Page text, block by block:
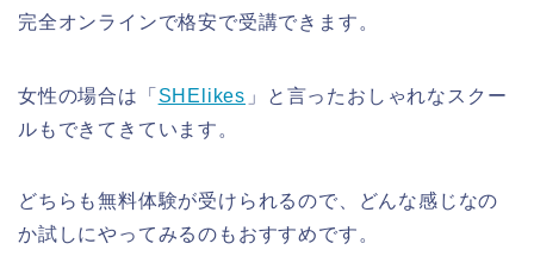
完全オンラインで格安で受講できます。
女性の場合は「 SHElikes 」と言ったおしゃれなスクー
ルもできてきています。
どちらも無料体験が受けられるので、どんな感じなの
か試しにやってみるのもおすすめです。